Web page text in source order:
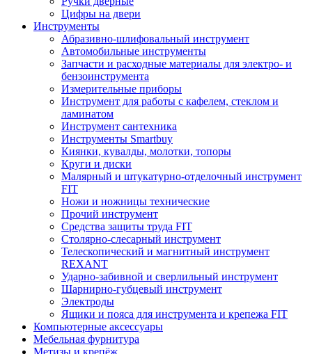
Цифры на двери
Инструменты
Абразивно-шлифовальный инструмент
Автомобильные инструменты
Запчасти и расходные материалы для электро- и
бензоинструмента
Измерительные приборы
Инструмент для работы с кафелем, стеклом и
ламинатом
Инструмент сантехника
Инструменты Smartbuy
Киянки, кувалды, молотки, топоры
Круги и диски
Малярный и штукатурно-отделочный инструмент
FIT
Ножи и ножницы технические
Прочий инструмент
Средства защиты труда FIT
Столярно-слесарный инструмент
Телескопический и магнитный инструмент
REXANT
Ударно-забивной и сверлильный инструмент
Шарнирно-губцевый инструмент
Электроды
Ящики и пояса для инструмента и крепежа FIT
Компьютерные аксессуары
Мебельная фурнитура
Метизы и крепёж